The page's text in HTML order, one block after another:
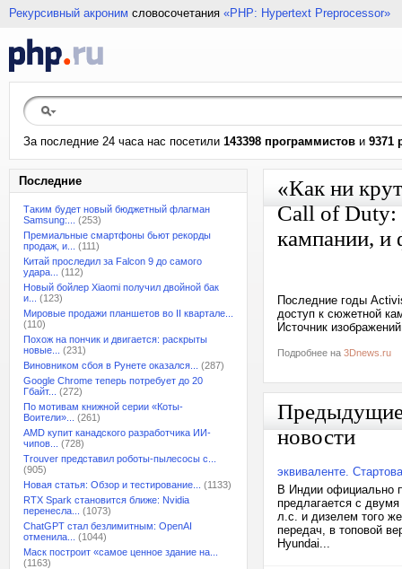
Рекурсивный акроним словосочетания «PHP: Hypertext Preprocessor»
За последние 24 часа нас посетили 143398 программистов и 9371
Последние
Таким будет новый бюджетный флагман
Samsung:...
(253)
Премиальные смартфоны бьют рекорды
продаж, и...
(111)
Китай проследил за Falcon 9 до самого
удара...
(112)
Новый бойлер Xiaomi получил двойной бак
и...
(123)
Мировые продажи планшетов во II квартале...
(110)
Похож на пончик и двигается: раскрыты
новые...
(231)
Виновником сбоя в Рунете оказался...
(287)
Google Chrome теперь потребует до 20
Гбайт...
(272)
По мотивам книжной серии «Коты-
Воители»...
(261)
AMD купит канадского разработчика ИИ-
чипов...
(728)
Trouver представил роботы-пылесосы с...
(905)
Новая статья: Обзор и тестирование...
(1133)
RTX Spark становится ближе: Nvidia
перенесла...
(1073)
ChatGPT стал безлимитным: OpenAI
отменила...
(1044)
Маск построит «самое ценное здание на...
(1163)
«Как ни
Call of Duty:
кампании, и
Последние годы
доступ к сюжетной
Источник
Подробнее на 3Dnews.ru
новости
эквиваленте.
В Индии официально
предлагается с
л.с. и дизелем того
передач, в топовой
Hyundai...